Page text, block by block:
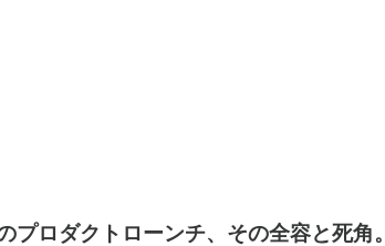
ロダクトローンチ、その全容と死角。